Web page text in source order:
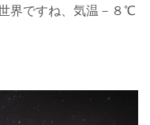
界ですね、気温－８℃